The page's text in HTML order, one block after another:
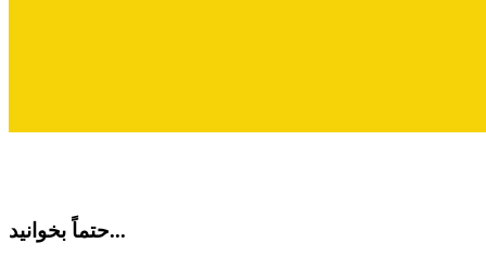
حتماً بخوانید...